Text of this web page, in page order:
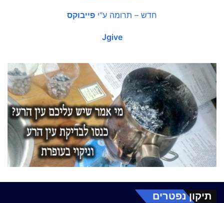
חדש – תרומה ע"י פייבוקס
Jgive
תיקון נפטרים